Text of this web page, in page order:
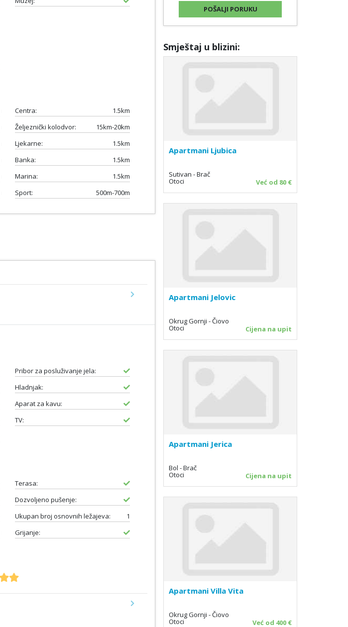
Centra:
1.5km
Željeznički kolodvor:
15km-20km
Ljekarne:
1.5km
Banka:
1.5km
Marina:
1.5km
Sport: 500m-700m
Next
Pribor za posluživanje jela:
Hladnjak:
Aparat za kavu:
TV:
Terasa:
Dozvoljeno pušenje:
Ukupan broj osnovnih ležajeva:
1
Grijanje:
Next
Smještaj u blizini:
Apartmani Ljubica
Sutivan - Brač
Otoci Već od 80 €
Apartmani Jelovic
Okrug Gornji - Čiovo
Otoci Cijena na upit
Apartmani Jerica
Bol - Brač
Otoci Cijena na upit
Apartmani Villa Vita
Okrug Gornji - Čiovo
Otoci Već od 400 €